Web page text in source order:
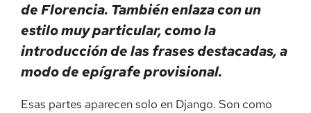
de Florencia. También enlaza con un
estilo muy particular, como la
introducción de las frases destacadas, a
modo de epígrafe provisional.
Esas partes aparecen solo en Django. Son como